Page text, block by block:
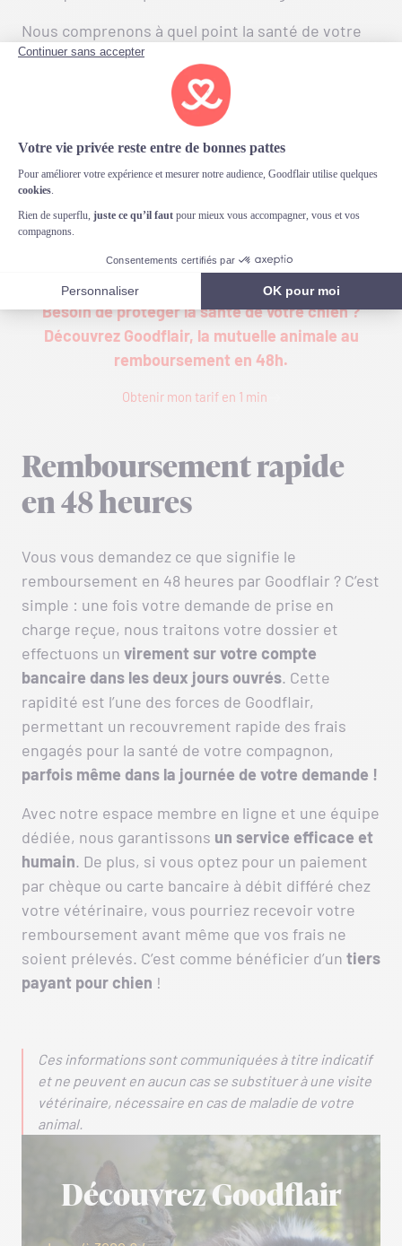
Nous comprenons à quel point la santé de votre
chien est essentielle et nous nous engageons à
support complet pour assurer son bien-
être tout au long de ce processus délicat. Avec
Goodflair à vos côtés, vous pouvez aborder cette
étape avec plus de confiance et moins
d’inquiétudes financières. C’est notre dévotion à
vos animaux, et la qualité de notre service-client,
qui nous placeopérateur d’assurance santé
d’avis certifiés sur le web.
Besoin de protéger la santé de votre chien ?
Découvrez Goodflair, la mutuelle animale au
remboursement en 48h.
Obtenir mon tarif en 1 min
Remboursement rapide
en 48 heures
Vous vous demandez ce que signifie le
remboursement en 48 heures par Goodflair ? C’est
simple : une fois votre demande de prise en
charge reçue, nous traitons votre dossier et
effectuons un virement sur votre compte
bancaire dans les deux jours ouvrés. Cette
rapidité est l’une des forces de Goodflair,
permettant un recouvrement rapide des frais
engagés pour la santé de votre compagnon,
parfois même dans la journée de votre demande !
Avec notre espace membre en ligne et une équipe
dédiée, nous garantissons un service efficace et
humain. De plus, si vous optez pour un paiement
par chèque ou carte bancaire à débit différé chez
votre vétérinaire, vous pourriez recevoir votre
remboursement avant même que vos frais ne
soient prélevés. C’est comme bénéficier d’un tiers
payant pour chien !
Ces informations sont communiquées à titre indicatif
et ne peuvent en aucun cas se substituer à une visite
vétérinaire, nécessaire en cas de maladie de votre
animal.
Découvrez Goodflair